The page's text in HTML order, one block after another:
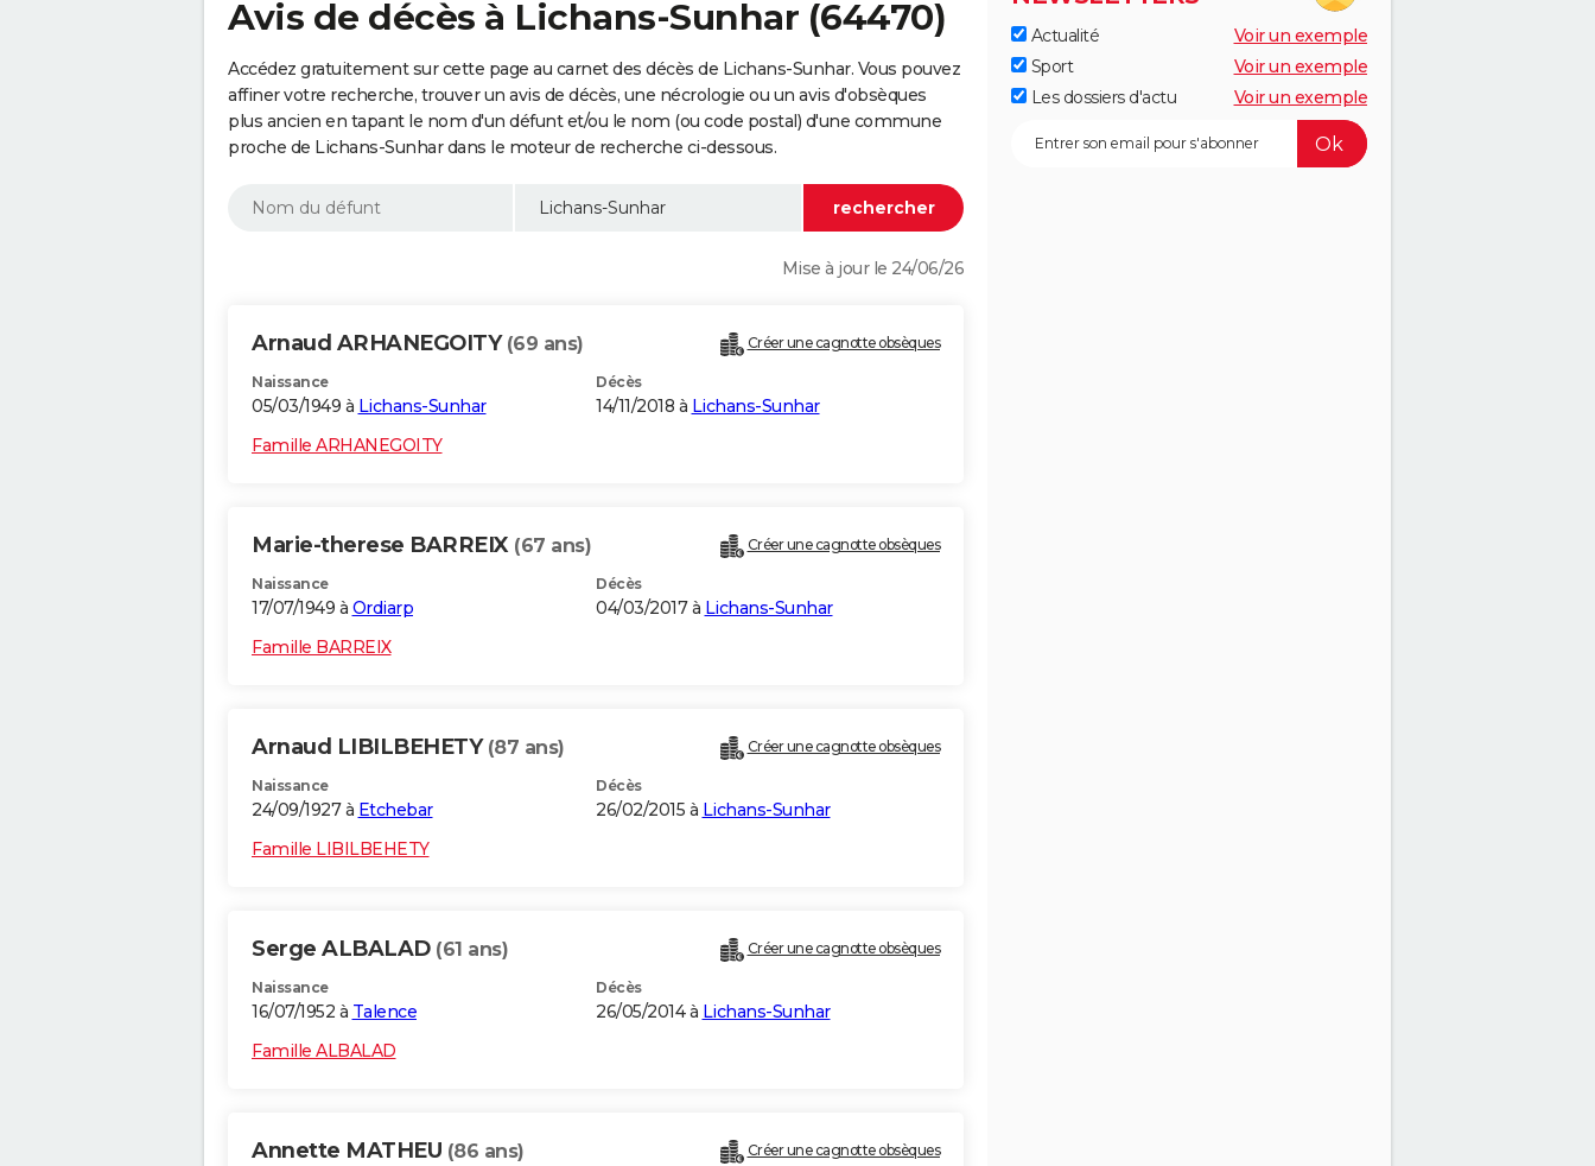
Avis de décès à Lichans-Sunhar (64470)
Accédez gratuitement sur cette page au carnet des décès de Lichans-Sunhar. Vous pouvez
affiner votre recherche, trouver un avis de décès, une nécrologie ou un avis d'obsèques
plus ancien en tapant le nom d'un défunt et/ou le nom (ou code postal) d'une commune
proche de Lichans-Sunhar dans le moteur de recherche ci-dessous.
Mise à jour le 24/06/26
Arnaud ARHANEGOITY (69 ans) Créer une cagnotte obsèques
Naissance
05/03/1949 à Lichans-Sunhar
Décès
14/11/2018 à Lichans-Sunhar
Famille ARHANEGOITY
Marie-therese BARREIX (67 ans) Créer une cagnotte obsèques
Naissance
17/07/1949 à Ordiarp
Décès
04/03/2017 à Lichans-Sunhar
Famille BARREIX
Arnaud LIBILBEHETY (87 ans) Créer une cagnotte obsèques
Naissance
24/09/1927 à Etchebar
Décès
26/02/2015 à Lichans-Sunhar
Famille LIBILBEHETY
Serge ALBALAD (61 ans) Créer une cagnotte obsèques
Naissance
16/07/1952 à Talence
Décès
26/05/2014 à Lichans-Sunhar
Famille ALBALAD
Annette MATHEU (86 ans) Créer une cagnotte obsèques
Actualité
Voir un exemple
Sport
Voir un exemple
Les dossiers d'actu
Voir un exemple